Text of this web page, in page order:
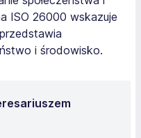
ISO 26000 wskazuje
i środowisko.